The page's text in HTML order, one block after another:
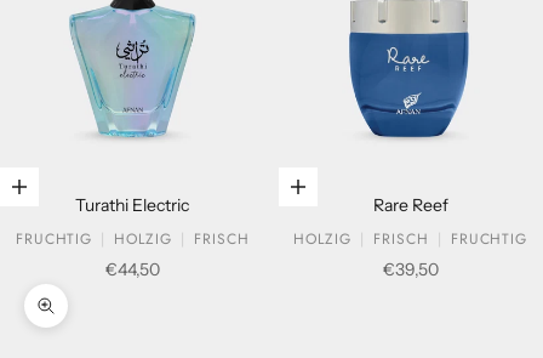
In den Warenkorb legen
Turathi Electric
FRUCHTIG
HOLZIG
FRISCH
Verkaufspreis
€44,50
In den Warenkorb legen
Rare Reef
HOLZIG
FRISCH
FRUCHTIG
Verkaufspreis
€39,50
Bild vergrößern